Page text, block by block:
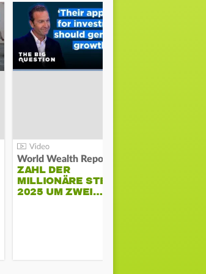
World Wealth Report:
ZAHL DER
MILLIONÄRE STEIGT
2025 UM ZWEI…